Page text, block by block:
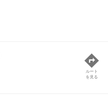
ルート
を見る